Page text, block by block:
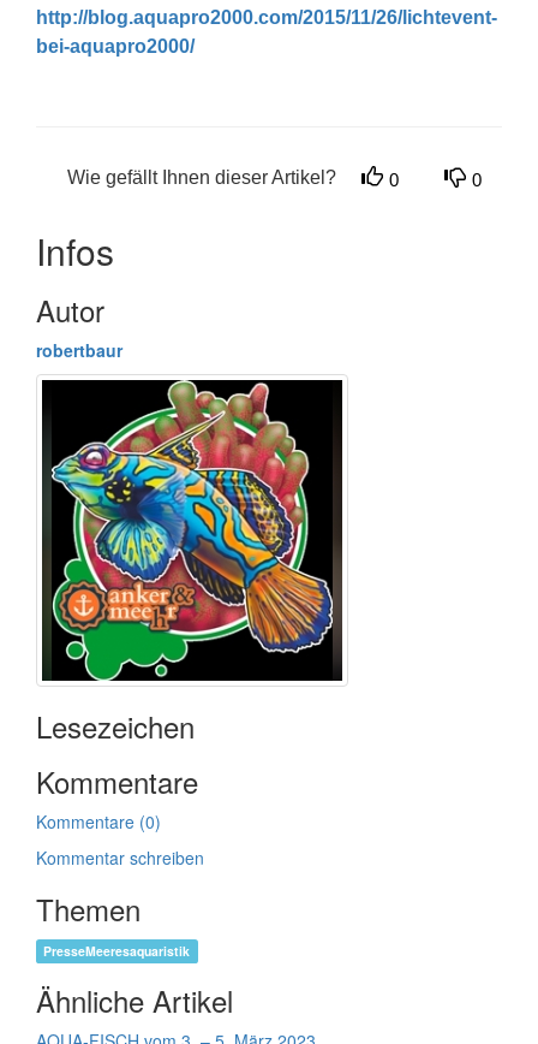
http://blog.aquapro2000.com/2015/11/26/lichtevent-
bei-aquapro2000/
Wie gefällt Ihnen dieser Artikel? 0 0
Infos
Autor
robertbaur
Lesezeichen
Kommentare
Kommentare (0)
Kommentar schreiben
Themen
PresseMeeresaquaristik
Ähnliche Artikel